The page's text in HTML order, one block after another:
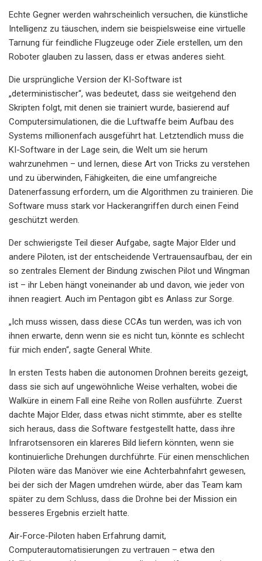
Echte Gegner werden wahrscheinlich versuchen, die künstliche
Intelligenz zu täuschen, indem sie beispielsweise eine virtuelle
Tarnung für feindliche Flugzeuge oder Ziele erstellen, um den
Roboter glauben zu lassen, dass er etwas anderes sieht.
Die ursprüngliche Version der KI-Software ist
„deterministischer“, was bedeutet, dass sie weitgehend den
Skripten folgt, mit denen sie trainiert wurde, basierend auf
Computersimulationen, die die Luftwaffe beim Aufbau des
Systems millionenfach ausgeführt hat. Letztendlich muss die
KI-Software in der Lage sein, die Welt um sie herum
wahrzunehmen – und lernen, diese Art von Tricks zu verstehen
und zu überwinden, Fähigkeiten, die eine umfangreiche
Datenerfassung erfordern, um die Algorithmen zu trainieren. Die
Software muss stark vor Hackerangriffen durch einen Feind
geschützt werden.
Der schwierigste Teil dieser Aufgabe, sagte Major Elder und
andere Piloten, ist der entscheidende Vertrauensaufbau, der ein
so zentrales Element der Bindung zwischen Pilot und Wingman
ist – ihr Leben hängt voneinander ab und davon, wie jeder von
ihnen reagiert. Auch im Pentagon gibt es Anlass zur Sorge.
„Ich muss wissen, dass diese CCAs tun werden, was ich von
ihnen erwarte, denn wenn sie es nicht tun, könnte es schlecht
für mich enden“, sagte General White.
In ersten Tests haben die autonomen Drohnen bereits gezeigt,
dass sie sich auf ungewöhnliche Weise verhalten, wobei die
Walküre in einem Fall eine Reihe von Rollen ausführte. Zuerst
dachte Major Elder, dass etwas nicht stimmte, aber es stellte
sich heraus, dass die Software festgestellt hatte, dass ihre
Infrarotsensoren ein klareres Bild liefern könnten, wenn sie
kontinuierliche Drehungen durchführte. Für einen menschlichen
Piloten wäre das Manöver wie eine Achterbahnfahrt gewesen,
bei der sich der Magen umdrehen würde, aber das Team kam
später zu dem Schluss, dass die Drohne bei der Mission ein
besseres Ergebnis erzielt hatte.
Air-Force-Piloten haben Erfahrung damit,
Computerautomatisierungen zu vertrauen – etwa den